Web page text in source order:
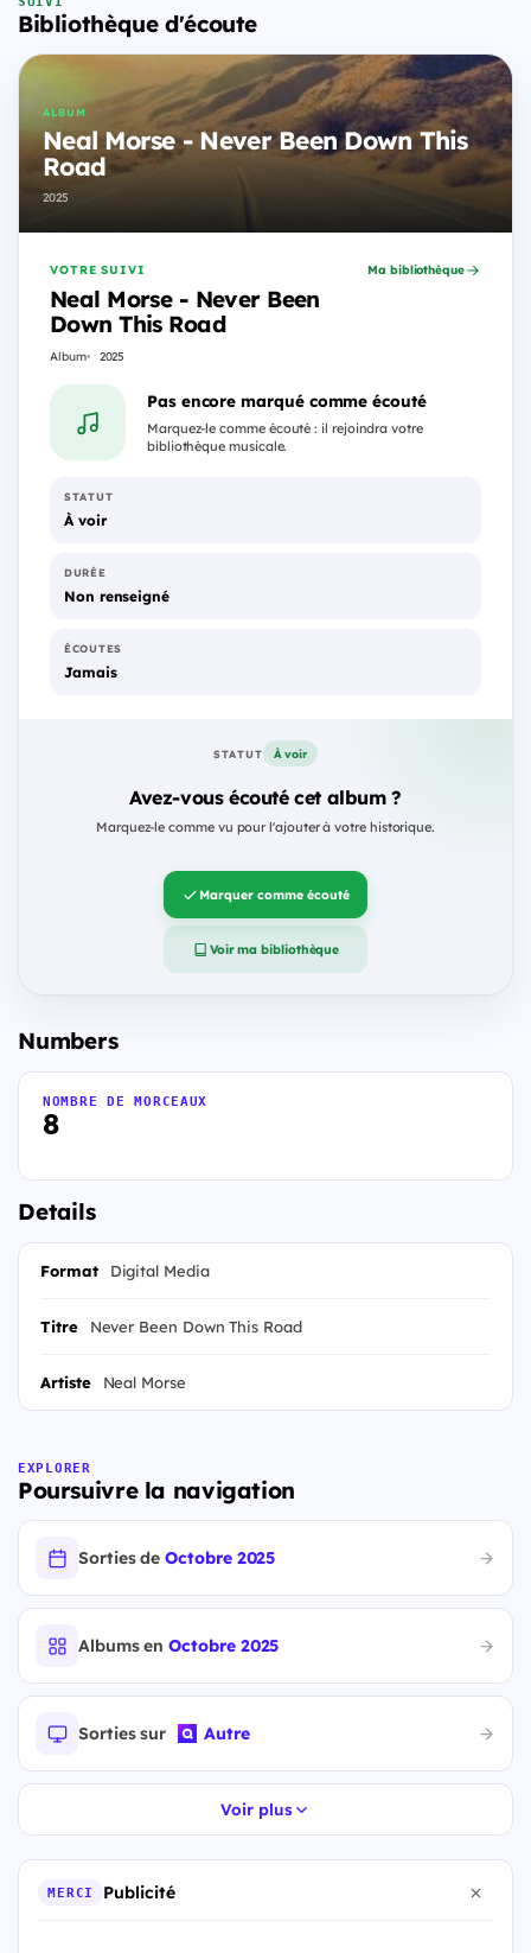
Bibliothèque d'écoute
ALBUM
Neal Morse - Never Been Down This
Road
2025
VOTRE SUIVI
Neal Morse - Never Been
Down This Road
Album 2025
Ma bibliothèque
Pas encore marqué comme écouté
Marquez-le comme écouté : il rejoindra votre
bibliothèque musicale.
STATUT
À voir
DURÉE
Non renseigné
ÉCOUTES
Jamais
STATUT À voir
Avez-vous écouté cet album ?
Marquez-le comme vu pour l'ajouter à votre historique.
Marquer comme écouté
Voir ma bibliothèque
Numbers
8
NOMBRE DE MORCEAUX
Details
Format Digital Media
Titre Never Been Down This Road
Artiste Neal Morse
EXPLORER
Poursuivre la navigation
Sorties deOctobre 2025
Albums enOctobre 2025
Sorties sur Autre
Voir plus
MERCI Publicité